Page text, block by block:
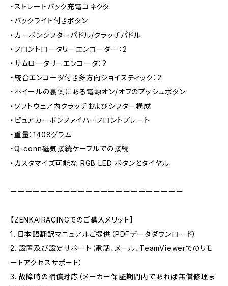
・ストレートバック充電コネクタ
・バックライト付きボタン
・カーボンシフターパドル/クラッチパドル
・フロントロータリーエンコーダー：2
・サムロータリーエンコーダ：2
・統合エンコーダ付き多方向ジョイスティック：2
・ホイールの裏側にある電源オン/オフのプッシュボタン
・ソフトウェア内クラッチおよびシフター構成
・ピュアカーボンファイバーフロントプレート
・重量：1408グラム
・Q-conn磁気接続ケーブルでの接続
・カスタマイズ可能な RGB LED ボタンとダイヤル
ーーーーーーーーーーーーーーーーーーーーーーー
【ZENKAIRACINGでのご購入メリット】
1．日本語翻訳マニュアルご提供（PDFデータダウンロード）
2．設置及び設定サポート（電話、メール、TeamViewerでのリモ
ートアクセスサポート）
3．故障時の補償対応（メーカー保証期間内であれば無償修理ま